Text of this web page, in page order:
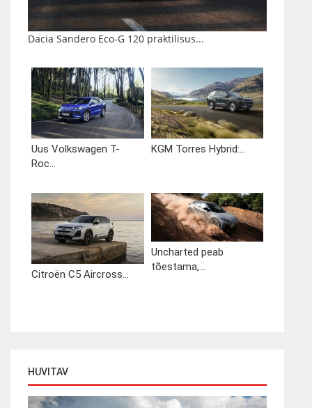
Dacia Sandero Eco-G 120 praktilisus...
Uus Volkswagen T-
Roc...
KGM Torres Hybrid:...
Citroën C5 Aircross...
Uncharted peab
tõestama,...
HUVITAV